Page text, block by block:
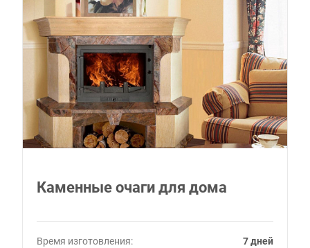
Каменные очаги для дома
Время изготовления: 7 дней